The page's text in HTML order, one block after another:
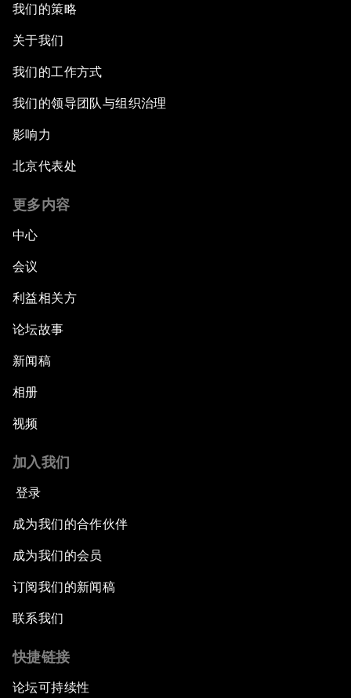
我们的策略
关于我们
我们的工作方式
我们的领导团队与组织治理
影响力
北京代表处
更多内容
中心
会议
利益相关方
论坛故事
新闻稿
相册
视频
加入我们
登录
成为我们的合作伙伴
成为我们的会员
订阅我们的新闻稿
联系我们
快捷链接
论坛可持续性